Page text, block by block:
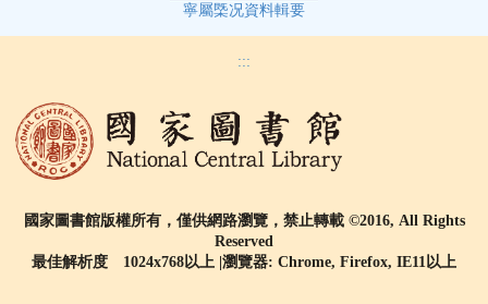
寧屬㮣况資料輯要
:::
國家圖書館版權所有，僅供網路瀏覽，禁止轉載 ©2016, All Rights
Reserved
最佳解析度 1024x768以上 |瀏覽器: Chrome, Firefox, IE11以上